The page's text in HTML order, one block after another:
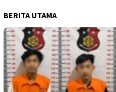
BERITA UTAMA